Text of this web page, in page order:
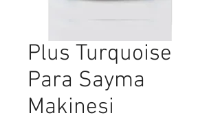
Plus Turquoise
Para Sayma
Makinesi